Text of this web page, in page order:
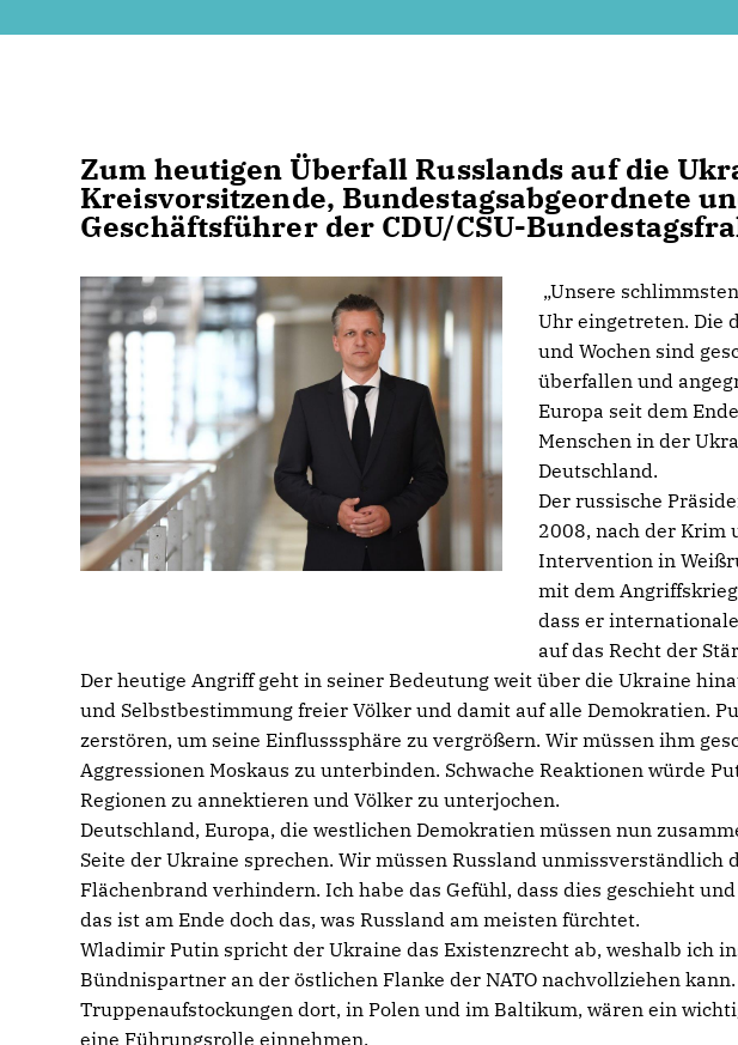
Zum heutigen Überfall Russlands auf die
Kreisvorsitzende, Bundestagsabgeordnete
Geschäftsführer der CDU/CSU-
Unsere
Uhr eingetreten. Die
und Wochen sind
überfallen und
Europa seit dem
Menschen in der
Deutschland.
Der russische
2008, nach der Krim
Intervention in
mit dem
dass er
auf das Recht der
Der heutige Angriff geht in seiner Bedeutung weit über die Ukraine
und Selbstbestimmung freier Völker und damit auf alle Demokratien.
zerstören, um seine Einflusssphäre zu vergrößern. Wir müssen ihm
Aggressionen Moskaus zu unterbinden. Schwache Reaktionen würde
Regionen zu annektieren und Völker zu unterjochen.
Deutschland, Europa, die westlichen Demokratien müssen nun
Seite der Ukraine sprechen. Wir müssen Russland unmissverständlich
Flächenbrand verhindern. Ich habe das Gefühl, dass dies geschieht
das ist am Ende doch das, was Russland am meisten fürchtet.
Wladimir Putin spricht der Ukraine das Existenzrecht ab, weshalb ich
Bündnispartner an der östlichen Flanke der NATO nachvollziehen
Truppenaufstockungen dort, in Polen und im Baltikum, wären ein
eine Führungsrolle einnehmen.